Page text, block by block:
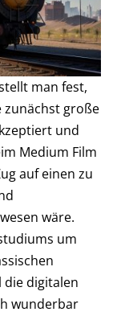
man fest,
zunächst große
und
Medium Film
auf einen zu
wäre.
um
die digitalen
wunderbar